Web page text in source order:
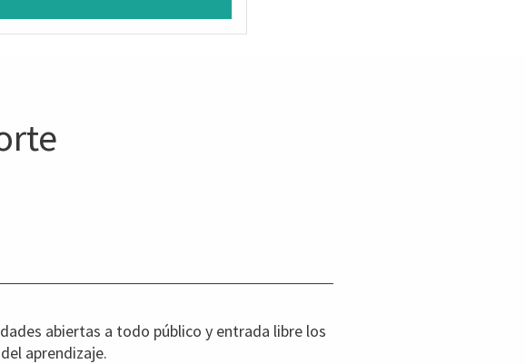
abiertas a todo público y entrada libre los
aprendizaje.